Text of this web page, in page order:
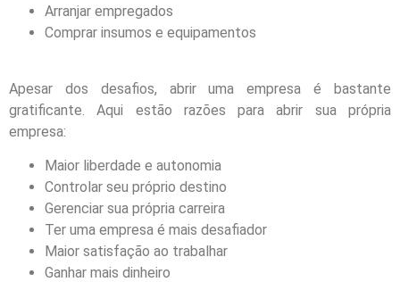
Arranjar empregados
Comprar insumos e equipamentos
Apesar dos desafios, abrir uma empresa é bastante
gratificante. Aqui estão razões para abrir sua própria
empresa:
Maior liberdade e autonomia
Controlar seu próprio destino
Gerenciar sua própria carreira
Ter uma empresa é mais desafiador
Maior satisfação ao trabalhar
Ganhar mais dinheiro